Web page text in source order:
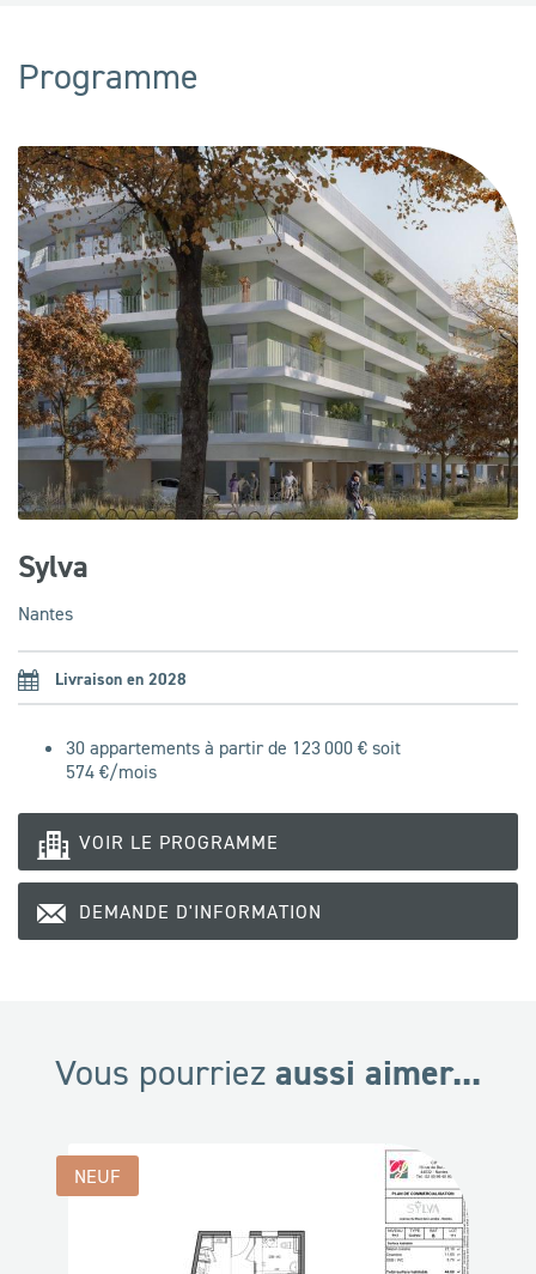
Programme
Sylva
Nantes
Livraison en 2028
30 appartements à partir de 123 000 € soit
574 €/mois
VOIR LE PROGRAMME
DEMANDE D'INFORMATION
Vous pourriez aussi aimer...
NEUF